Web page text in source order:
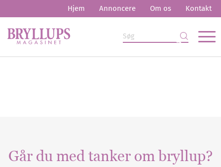
Hjem Annoncere Om os Kontakt
Går du med tanker om bryllup?